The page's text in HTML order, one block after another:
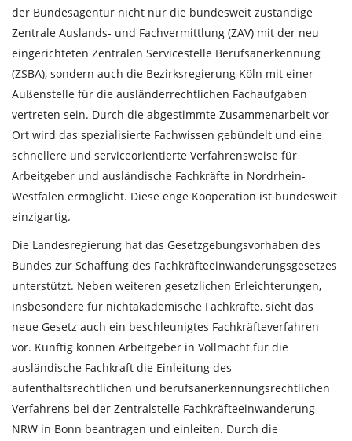
der Bundesagentur nicht nur die bundesweit zuständige
Zentrale Auslands- und Fachvermittlung (ZAV) mit der neu
eingerichteten Zentralen Servicestelle Berufsanerkennung
(ZSBA), sondern auch die Bezirksregierung Köln mit einer
Außenstelle für die ausländerrechtlichen Fachaufgaben
vertreten sein. Durch die abgestimmte Zusammenarbeit vor
Ort wird das spezialisierte Fachwissen gebündelt und eine
schnellere und serviceorientierte Verfahrensweise für
Arbeitgeber und ausländische Fachkräfte in Nordrhein-
Westfalen ermöglicht. Diese enge Kooperation ist bundesweit
einzigartig.
Die Landesregierung hat das Gesetzgebungsvorhaben des
Bundes zur Schaffung des Fachkräfteeinwanderungsgesetzes
unterstützt. Neben weiteren gesetzlichen Erleichterungen,
insbesondere für nichtakademische Fachkräfte, sieht das
neue Gesetz auch ein beschleunigtes Fachkräfteverfahren
vor. Künftig können Arbeitgeber in Vollmacht für die
ausländische Fachkraft die Einleitung des
aufenthaltsrechtlichen und berufsanerkennungsrechtlichen
Verfahrens bei der Zentralstelle Fachkräfteeinwanderung
NRW in Bonn beantragen und einleiten. Durch die